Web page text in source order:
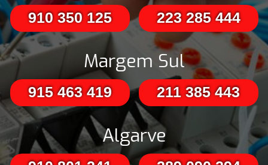
910 350 125 223 285 444
Margem Sul
915 463 419 211 385 443
Algarve